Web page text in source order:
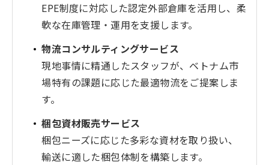
EPE制度に対応した認定外部倉庫を活用し、柔
軟な在庫管理・運用を支援します。
物流コンサルティングサービス
現地事情に精通したスタッフが、ベトナム市
場特有の課題に応じた最適物流をご提案しま
す。
梱包資材販売サービス
梱包ニーズに応じた多彩な資材を取り扱い、
輸送に適した梱包体制を構築します。